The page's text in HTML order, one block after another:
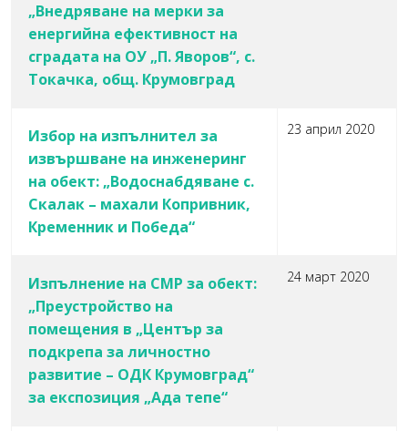
„Внедряване на мерки за
енергийна ефективност на
сградата на ОУ „П. Яворов“, с.
Токачка, общ. Крумовград
Избор на изпълнител за
извършване на инженеринг
на обект: „Водоснабдяване с.
Скалак – махали Копривник,
Кременник и Победа“
23 април 2020
Изпълнение на СМР за обект:
„Преустройство на
помещения в „Център за
подкрепа за личностно
развитие – ОДК Крумовград“
за експозиция „Ада тепе“
24 март 2020